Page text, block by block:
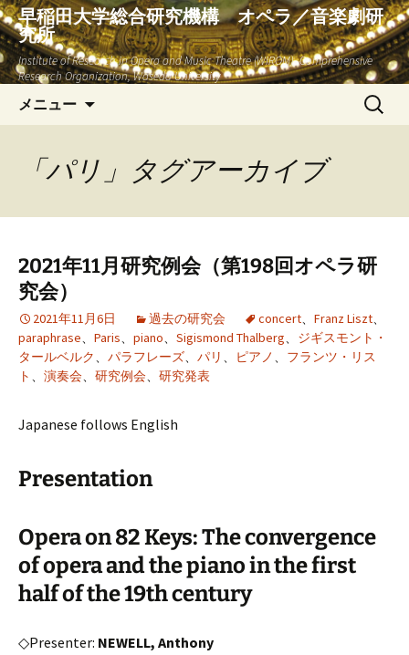
早稲田大学総合研究機構 オペラ／音楽劇研
究所
Institute of Research in Opera and Music Theatre (WIROM), Comprehensive
Research Organization, Waseda University
メニュー
ン
ツ
ッ
検
索:
「パリ」タグアーカイブ
2021年11月研究例会（第198回オペラ研
究会）
2021年11月6日 過去の研究会 concert、 Franz Liszt、
paraphrase、 Paris、 piano、 Sigismond Thalberg、 ジギスモント・
タールベルク、 パラフレーズ、 パリ 、 ピアノ 、 フランツ・リス
ト 、 演奏会、 研究例会、 研究発表
Japanese follows English
Presentation
Opera on 82 Keys: The convergence
of opera and the piano in the first
half of the 19th century
◇Presenter: NEWELL, Anthony